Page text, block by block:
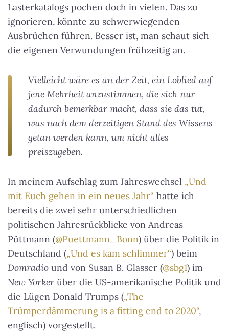
Lasterkatalogs pochen doch in vielen. Das zu
ignorieren, könnte zu schwerwiegenden
Ausbrüchen führen. Besser ist, man schaut sich
die eigenen Verwundungen frühzeitig an.
Vielleicht wäre es an der Zeit, ein Loblied auf
jene Mehrheit anzustimmen, die sich nur
dadurch bemerkbar macht, dass sie das tut,
was nach dem derzeitigen Stand des Wissens
getan werden kann, um nicht alles
preiszugeben.
In meinem Aufschlag zum Jahreswechsel „Und
mit Euch gehen in ein neues Jahr“ hatte ich
bereits die zwei sehr unterschiedlichen
politischen Jahresrückblicke von Andreas
Püttmann (@Puettmann_Bonn) über die Politik in
Deutschland („Und es kam schlimmer“) beim
Domradio und von Susan B. Glasser (@sbg1) im
New Yorker über die US-amerikanische Politik und
die Lügen Donald Trumps („The
Trümperdämmerung is a fitting end to 2020“,
englisch) vorgestellt.